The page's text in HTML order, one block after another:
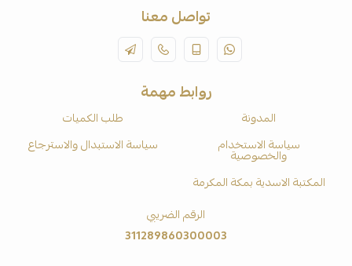
تواصل معنا
روابط مهمة
المدونة
طلب الكميات
سياسة الاستخدام
والخصوصية
سياسة الاستبدال والاسترجاع
المكتبة الاسدية بمكة المكرمة
الرقم الضريبي
311289860300003